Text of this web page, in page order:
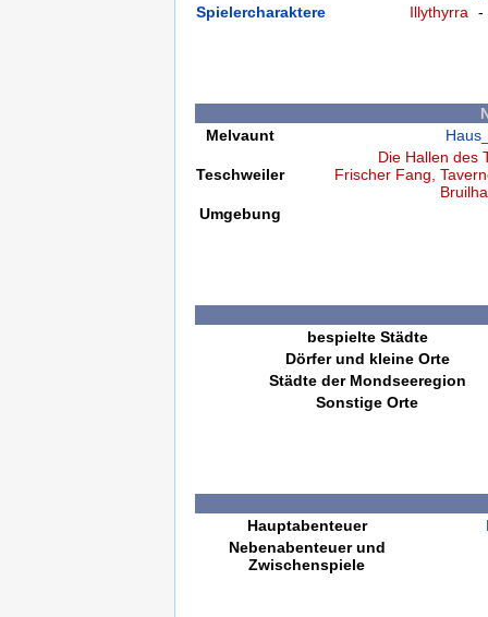
Spielercharaktere
Illythyrra -
Melvaunt
Teschweiler
Die Hallen des
Frischer Fang,
Umgebung
bespielte Städte
Dörfer und kleine Orte
Städte der Mondseeregion
Sonstige Orte
Hauptabenteuer
Nebenabenteuer und
Zwischenspiele